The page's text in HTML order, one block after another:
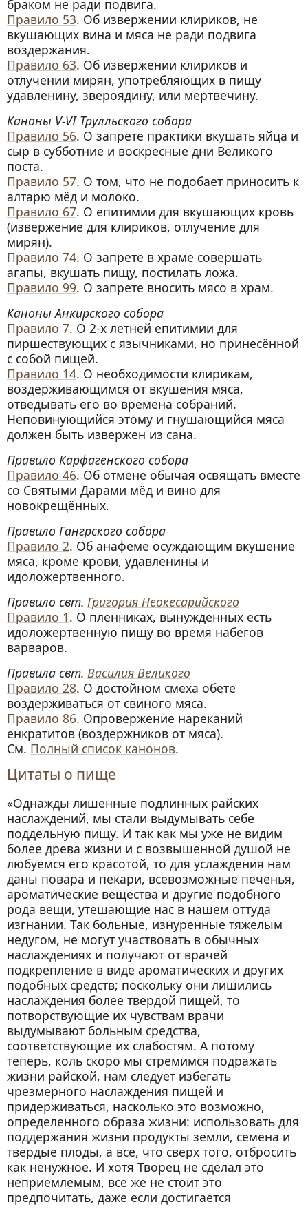
браком не ради подвига.
Правило 53. Об извержении клириков, не
вкушающих вина и мяса не ради подвига
воздержания.
Правило 63. Об извержении клириков и
отлучении мирян, употребляющих в пищу
удавленину, звероядину, или мертвечину.
Каноны V-VI Трулльского собора
Правило 56. О запрете практики вкушать яйца и
сыр в субботние и воскресные дни Великого
поста.
Правило 57. О том, что не подобает приносить к
алтарю мёд и молоко.
Правило 67. О епитимии для вкушающих кровь
(извержение для клириков, отлучение для
мирян).
Правило 74. О запрете в храме совершать
агапы, вкушать пищу, постилать ложа.
Правило 99. О запрете вносить мясо в храм.
Каноны Анкирского собора
Правило 7. О 2-х летней епитимии для
пиршествующих с язычниками, но принесённой
с собой пищей.
Правило 14. О необходимости клирикам,
воздерживающимся от вкушения мяса,
отведывать его во времена собраний.
Неповинующийся этому и гнушающийся мяса
должен быть извержен из сана.
Правило Карфагенского собора
Правило 46. Об отмене обычая освящать вместе
со Святыми Дарами мёд и вино для
новокрещённых.
Правило Гангрского собора
Правило 2. Об анафеме осуждающим вкушение
мяса, кроме крови, удавленины и
идоложертвенного.
Правило свт. Григория Неокесарийского
Правило 1. О пленниках, вынужденных есть
идоложертвенную пищу во время набегов
варваров.
Правила свт. Василия Великого
Правило 28. О достойном смеха обете
воздерживаться от свиного мяса.
Правило 86. Опровержение нареканий
енкратитов (воздержников от мяса).
См. Полный список канонов.
Цитаты о пище
«Однажды лишенные подлинных райских
наслаждений, мы стали выдумывать себе
поддельную пищу. И так как мы уже не видим
более древа жизни и с возвышенной душой не
любуемся его красотой, то для услаждения нам
даны повара и пекари, всевозможные печенья,
ароматические вещества и другие подобного
рода вещи, утешающие нас в нашем оттуда
изгнании. Так больные, изнуренные тяжелым
недугом, не могут участвовать в обычных
наслаждениях и получают от врачей
подкрепление в виде ароматических и других
подобных средств; поскольку они лишились
наслаждения более твердой пищей, то
потворствующие их чувствам врачи
выдумывают больным средства,
соответствующие их слабостям. А потому
теперь, коль скоро мы стремимся подражать
жизни райской, нам следует избегать
чрезмерного наслаждения пищей и
придерживаться, насколько это возможно,
определенного образа жизни: использовать для
поддержания жизни продукты земли, семена и
твердые плоды, а все, что сверх того, отбросить
как ненужное. И хотя Творец не сделал это
неприемлемым, все же не стоит это
предпочитать, даже если достигается